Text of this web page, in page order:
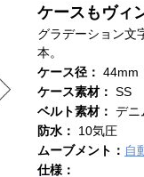
ケースもヴィ
グラデーション文
本。
ケース径： 44mm
ケース素材： SS
ベルト素材： デニ
防水： 10気圧
ムーブメント： 自
仕様：